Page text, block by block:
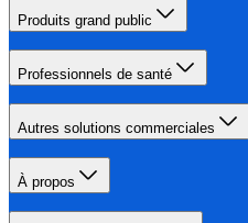
Produits grand public
Professionnels de santé
Autres solutions commerciales
À propos